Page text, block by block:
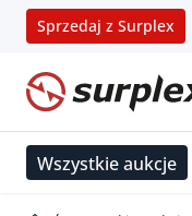
Sprzedaj z Surplex
Strona główna
Wszystkie aukcje